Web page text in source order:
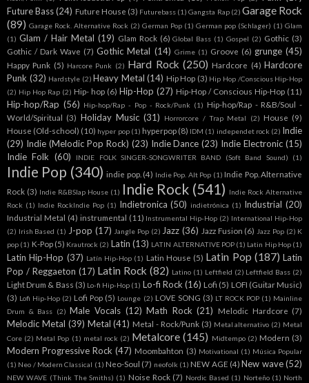
Future Bass (24) Future House (3) Futurebass (1) Gangsta Rap (2) Garage Rock
(89) Garage Rock. Alternative Rock (2) German Pop (1) German pop (Schlager) (1) Glam
(1) Glam / Hair Metal (19) Glam Rock (6) Global Bass (1) Gospel (2) Gothic (3)
Gothic / Dark Wave (7) Gothic Metal (14) Grime (1) Groove (6) grunge (45)
Happy Punk (5) Harcore Punk (2) Hard Rock (250) Hardcore (4) Hardcore
Punk (32) Hardstyle (2) Heavy Metal (14) Hip Hop (3) Hip Hop /Conscious Hip-Hop
(2) Hip Hop Rap (2) Hip- hop (6) Hip-Hop (27) Hip-Hop / Conscious Hip-Hop (11)
Hip-hop/Rap (56) Hip-hop/Rap - Pop - Rock/Punk (1) Hip-hop/Rap - R&B/Soul -
World/Spiritual (3) Holiday Music (31) Horrorcore / Trap Metal (2) House (9)
House (Old-school) (10) hyper pop (1) hyperpop (8) IDM (1) independet rock (2) Indie
(29) Indie (Melodic Pop Rock) (23) Indie Dance (23) Indie Electronic (15)
Indie Folk (60) INDIE FOLK SINGER-SONGWRITER BAND (Soft Band Sound) (1)
Indie Pop (340) indie pop. (4) Indie Pop. Alt Pop (1) Indie Pop. Alternative
Rock (3) Indie R&BSlap House (1) Indie Rock (541) Indie Rock Alternative
Rock (1) Indie RockIndie Pop (1) Indietronica (50) indietrónica (1) Industrial (20)
Industrial Metal (4) instrumental (11) Instrumental Hip-Hop (2) International Hip-Hop
(2) Irish Based (1) J-pop (17) Jangle Pop (2) Jazz (36) Jazz Fusion (6) Jazz Pop (2) K
pop (1) K-Pop (5) Krautrock (2) Latin (13) LATIN ALTERNATIVE POP (1) Latin Hip Hop (1)
Latin Hip-Hop (37) Latín Hip-Hop (1) Latin House (5) Latin Pop (187) Latin
Pop / Reggaeton (17) Latin Rock (82) Latino (1) Leftfield (2) Leftfield Bass (2)
Light Drum & Bass (3) Lo-fi Hip-Hop (1) Lo-fi Rock (16) Lofi (5) LOFI (Guitar Music)
(3) Lofi Hip-Hop (2) Lofi Pop (5) Lounge (2) LOVE SONG (3) LT ROCK POP (1) Mainline
Drum & Bass (2) Male Vocals (12) Math Rock (21) Melodic Hardcore (7)
Melodic Metal (39) Metal (41) Metal - Rock/Punk (3) Metal alternativo (2) Metal
Core (2) Metal Pop (1) metal rock (2) Metalcore (145) Midtempo (2) Modern (3)
Modern Progressive Rock (47) Moombahton (3) Motivational (1) Música Popular
(1) Neo / Modern Classical (1) Neo-Soul (7) neofolk (1) NEW AGE (4) New wave (52)
NEW WAVE (Think The Smiths) (1) Noise Rock (7) Nordic Based (1) Norteño (1) North